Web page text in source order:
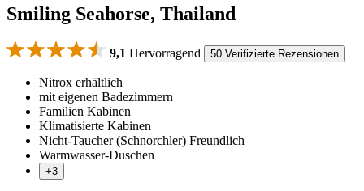
Smiling Seahorse, Thailand
9,1 Hervorragend 50 Verifizierte Rezensionen
Nitrox erhältlich
mit eigenen Badezimmern
Familien Kabinen
Klimatisierte Kabinen
Nicht-Taucher (Schnorchler) Freundlich
Warmwasser-Duschen
+3